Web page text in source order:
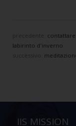
precedente:
labirinto d'inverno
IIS MISSION